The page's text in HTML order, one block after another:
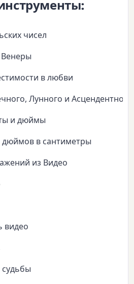
чисел
Венеры
в любви
Лунного и Асцендентного
и дюймы
дюймов в сантиметры
из Видео
видео
судьбы